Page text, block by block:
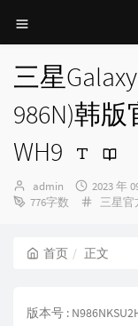
三星
986N)韩版
WH9
博
主：
admin
发
布
2023 年
776字数
分
三星官
首页 正文
版本号 :